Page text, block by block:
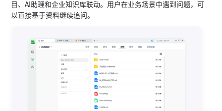
目、AI助理和企业知识库联动。用户在业务场景中遇到问题，可
以直接基于资料继续追问。